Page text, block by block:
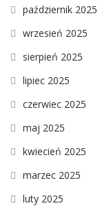
październik 2025
wrzesień 2025
sierpień 2025
lipiec 2025
czerwiec 2025
maj 2025
kwiecień 2025
marzec 2025
luty 2025